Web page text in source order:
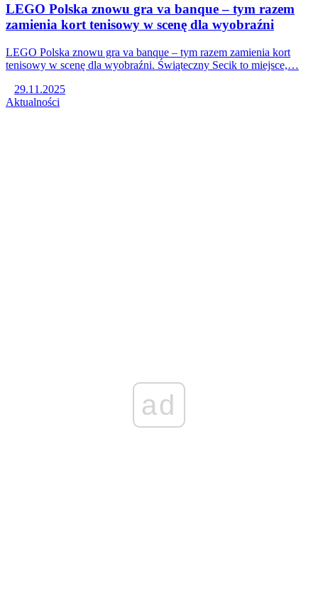
LEGO Polska znowu gra va banque – tym razem
zamienia kort tenisowy w scenę dla wyobraźni
LEGO Polska znowu gra va banque – tym razem zamienia kort
tenisowy w scenę dla wyobraźni. Świąteczny Secik to miejsce,…
29.11.2025
Aktualności
ad